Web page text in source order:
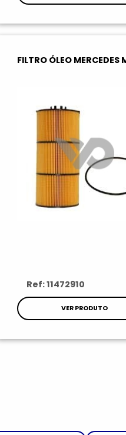
FILTRO ÓLEO MERCEDES
Ref: 11472910
VER PRODUTO